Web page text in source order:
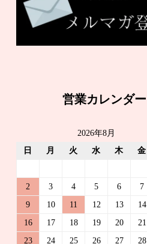
営業カレンダー
2026年8月
日 月 火 水 木 金
2
3 4 5 6 7
9
10 11 12 13 14
16
17 18 19 20 21
23
24 25 26 27 28